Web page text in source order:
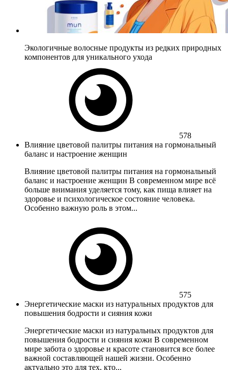
Экологичные волосные продукты из редких природных
компонентов для уникального ухода
578
Влияние цветовой палитры питания на гормональный
баланс и настроение женщин
Влияние цветовой палитры питания на гормональный
баланс и настроение женщин В современном мире всё
больше внимания уделяется тому, как пища влияет на
здоровье и психологическое состояние человека.
Особенно важную роль в этом...
575
Энергетические маски из натуральных продуктов для
повышения бодрости и сияния кожи
Энергетические маски из натуральных продуктов для
повышения бодрости и сияния кожи В современном
мире забота о здоровье и красоте становится все более
важной составляющей нашей жизни. Особенно
актуально это для тех, кто...